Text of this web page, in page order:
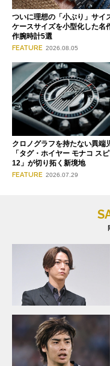
ついに理想の「小ぶり」サイ
ケースサイズを小型化した名
作腕時計5選
FEATURE 2026.08.05
クロノグラフを持たない異端
「タグ・ホイヤー モナコ ス
12」が切り拓く新境地
FEATURE 2026.07.29